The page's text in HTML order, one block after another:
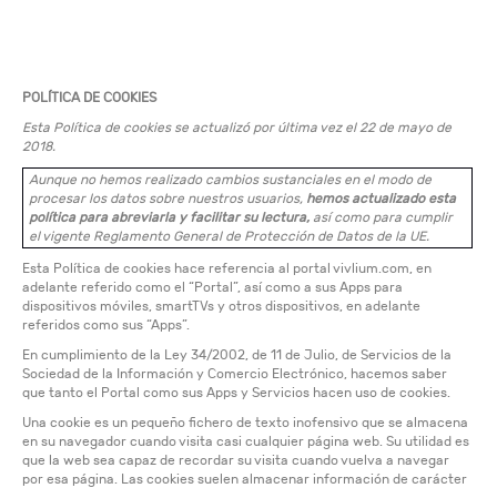
POLÍTICA DE COOKIES
Esta Política de cookies se actualizó por última vez el 22 de mayo de
2018.
Aunque no hemos realizado cambios sustanciales en el modo de
procesar los datos sobre nuestros usuarios, hemos actualizado esta
política para abreviarla y facilitar su lectura, así como para cumplir
el vigente Reglamento General de Protección de Datos de la UE.
Esta Política de cookies hace referencia al portal vivlium.com, en
adelante referido como el “Portal”, así como a sus Apps para
dispositivos móviles, smartTVs y otros dispositivos, en adelante
referidos como sus “Apps”.
En cumplimiento de la Ley 34/2002, de 11 de Julio, de Servicios de la
Sociedad de la Información y Comercio Electrónico, hacemos saber
que tanto el Portal como sus Apps y Servicios hacen uso de cookies.
Una cookie es un pequeño fichero de texto inofensivo que se almacena
en su navegador cuando visita casi cualquier página web. Su utilidad es
que la web sea capaz de recordar su visita cuando vuelva a navegar
por esa página. Las cookies suelen almacenar información de carácter